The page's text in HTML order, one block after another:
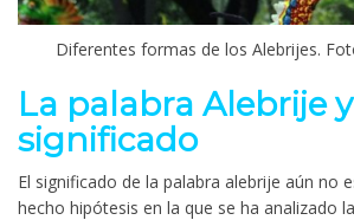
Diferentes formas de los Alebrijes.
La palabra Alebrije
significado
El significado de la palabra alebrije aún no
hecho hipótesis en la que se ha analizado